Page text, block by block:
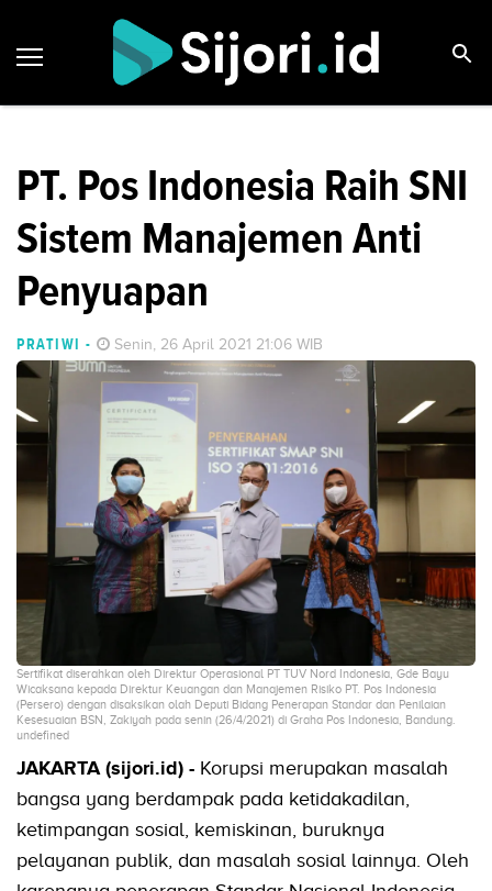
PT. Pos Indonesia Raih SNI
Sistem Manajemen Anti
Penyuapan
PRATIWI - Senin, 26 April 2021 21:06 WIB
Sertifikat diserahkan oleh Direktur Operasional PT TUV Nord Indonesia, Gde Bayu
Wicaksana kepada Direktur Keuangan dan Manajemen Risiko PT. Pos Indonesia
(Persero) dengan disaksikan olah Deputi Bidang Penerapan Standar dan Penilaian
Kesesuaian BSN, Zakiyah pada senin (26/4/2021) di Graha Pos Indonesia, Bandung.
undefined
JAKARTA (sijori.id) - Korupsi merupakan masalah
bangsa yang berdampak pada ketidakadilan,
ketimpangan sosial, kemiskinan, buruknya
pelayanan publik, dan masalah sosial lainnya. Oleh